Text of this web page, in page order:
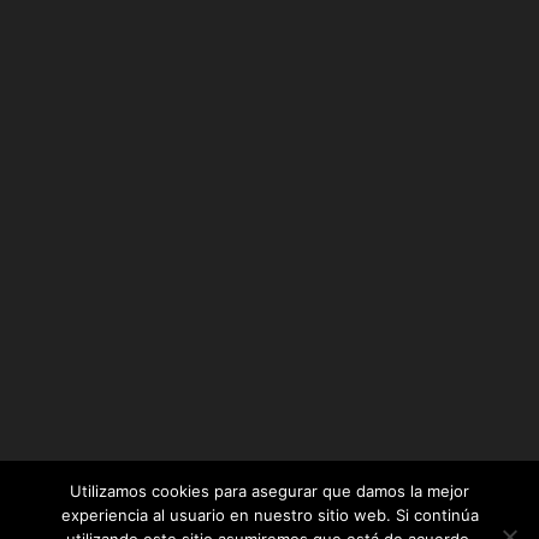
Utilizamos cookies para asegurar que damos la mejor
experiencia al usuario en nuestro sitio web. Si continúa